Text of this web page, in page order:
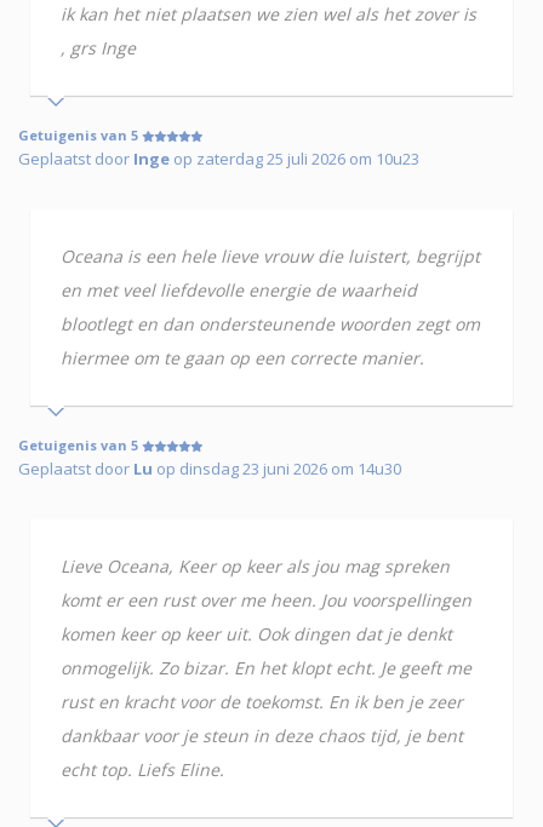
ik kan het niet plaatsen we zien wel als het zover is
, grs Inge
Getuigenis van 5
Geplaatst door Inge op zaterdag 25 juli 2026 om 10u23
Oceana is een hele lieve vrouw die luistert, begrijpt
en met veel liefdevolle energie de waarheid
blootlegt en dan ondersteunende woorden zegt om
hiermee om te gaan op een correcte manier.
Getuigenis van 5
Geplaatst door Lu op dinsdag 23 juni 2026 om 14u30
Lieve Oceana, Keer op keer als jou mag spreken
komt er een rust over me heen. Jou voorspellingen
komen keer op keer uit. Ook dingen dat je denkt
onmogelijk. Zo bizar. En het klopt echt. Je geeft me
rust en kracht voor de toekomst. En ik ben je zeer
dankbaar voor je steun in deze chaos tijd, je bent
echt top. Liefs Eline.